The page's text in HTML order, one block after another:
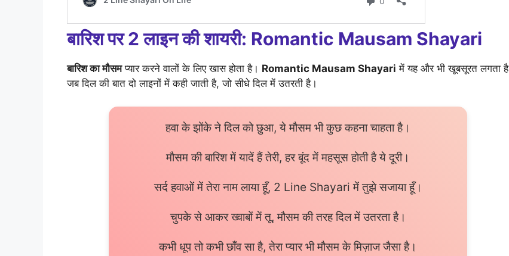
बारिश पर 2 लाइन की शायरी: Romantic Mausam Shayari
बारिश का मौसमप्यार करने वालों के लिए खास होता है। Romantic Mausam Shayari में यह और भी खूबसूरत लगता है
जब दिल की बात दो लाइनों में कही जाती है, जो सीधे दिल में उतरती है।
हवा के झोंके ने दिल को छुआ, ये मौसम भी कुछ कहना चाहता है।
मौसम की बारिश में यादें हैं तेरी, हर बूंद में महसूस होती है ये दूरी।
सर्द हवाओं में तेरा नाम लाया हूँ, 2 Line Shayari में तुझे सजाया हूँ।
चुपके से आकर ख्वाबों में तू, मौसम की तरह दिल में उतरता है।
कभी धूप तो कभी छाँव सा है, तेरा प्यार भी मौसम के मिज़ाज जैसा है।